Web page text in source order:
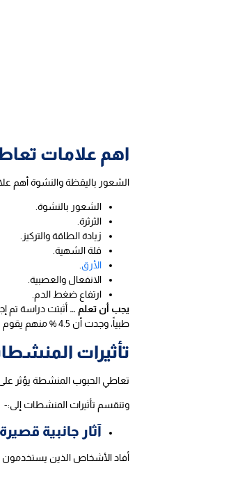
اهم علامات
الشعور باليقظة والنشوة أهم
الشعور بالنشوة.
الثرثرة.
زيادة الطاقة والتركيز.
قلة الشهية.
الأرق.
الانفعال والعصبية.
ارتفاع ضغط الدم.
يجب أن تعلم …
طبياً، وجدت أن 4.5 % منهم يقوم باستخدامها بشكل مناسب، و 2.1% منهم أساءوا استخدامها ووصلت إلى حد الإدمان.
تأثيرات
تعاطي الحبوب المنشطة يؤثر
وتنقسم تأثيرات المنشطات إلى:-
آثار جانبية
أفاد الأشخاص الذين يستخدمون